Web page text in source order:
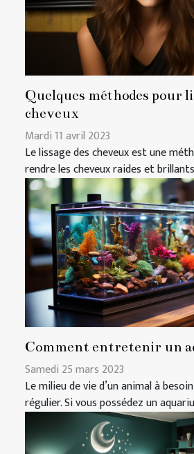
Quelques méthodes pour
cheveux
Mardi 11 avril 2023
Le lissage des cheveux est une
rendre les cheveux raides et
Comment entretenir un
Samedi 25 mars 2023
Le milieu de vie d’un animal à
régulier. Si vous possédez un